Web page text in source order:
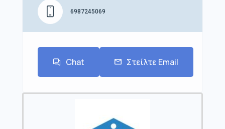
6987245069
Chat Στείλτε Email